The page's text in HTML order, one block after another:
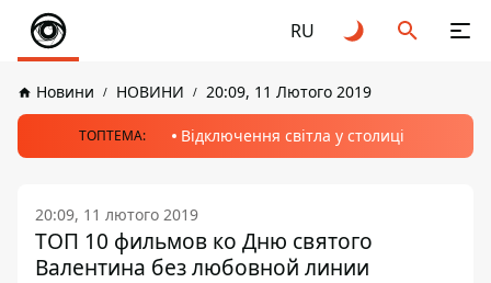
RU
Новини НОВИНИ 20:09, 11 Лютого 2019
ТОПТЕМА: Відключення світла у столиці
20:09, 11 лютого 2019
ТОП 10 фильмов ко Дню святого
Валентина без любовной линии